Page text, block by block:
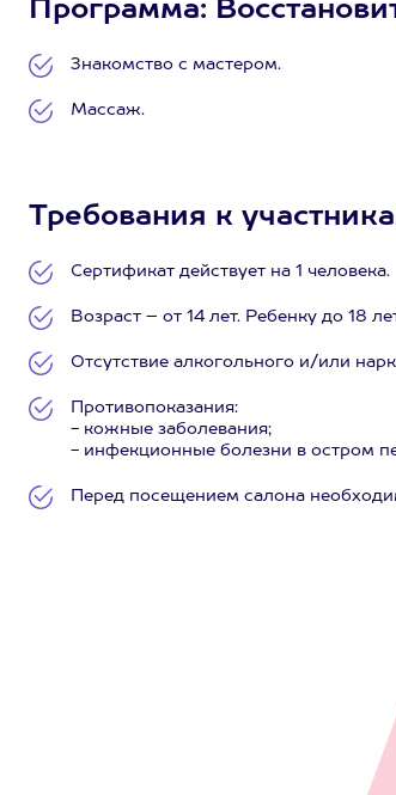
Программа:
Знакомство с мастером.
Массаж.
Требования к
Сертификат действует на 1 человека.
Возраст – от 14 лет. Ребенку до 18
Отсутствие алкогольного и/или
Противопоказания:
- кожные заболевания;
- инфекционные болезни в остром
Перед посещением салона